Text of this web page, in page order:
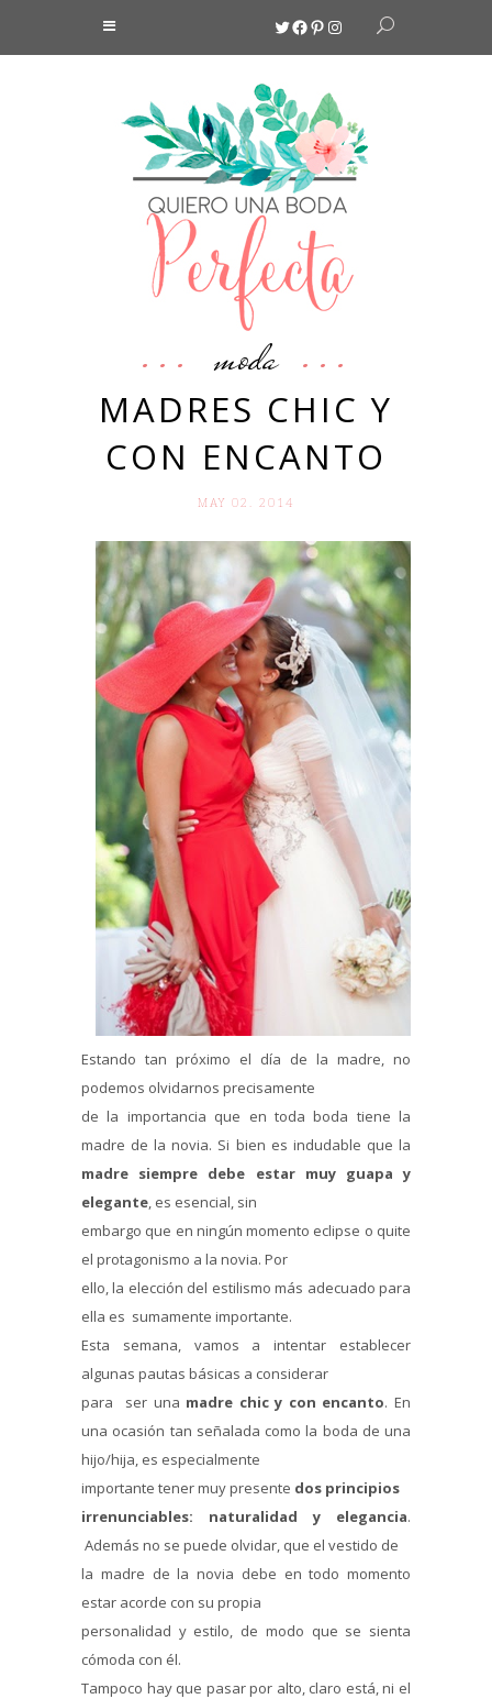
Twitter
Facebook
Pinterest
Instagram
moda
MADRES CHIC Y
CON ENCANTO
MAY 02. 2014
Estando tan próximo el día de la madre, no
podemos olvidarnos precisamente
de la importancia que en toda boda tiene la
madre de la novia. Si bien es indudable que la
madre siempre debe estar muy guapa y
elegante, es esencial, sin
embargo que en ningún momento eclipse o quite
el protagonismo a la novia. Por
ello, la elección del estilismo más adecuado para
ella es sumamente importante.
Esta semana, vamos a intentar establecer
algunas pautas básicas a considerar
para ser una madre chic y con encanto. En
una ocasión tan señalada como la boda de una
hijo/hija, es especialmente
importante tener muy presente dos principios
irrenunciables: naturalidad y elegancia.
Además no se puede olvidar, que el vestido de
la madre de la novia debe en todo momento
estar acorde con su propia
personalidad y estilo, de modo que se sienta
cómoda con él.
Tampoco hay que pasar por alto, claro está, ni el